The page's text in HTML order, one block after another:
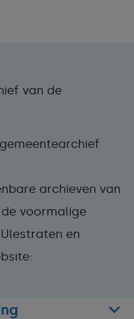
van de
archieven van
voormalige
en